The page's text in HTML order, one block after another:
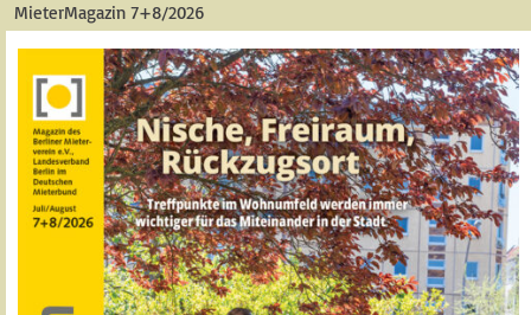
MieterMagazin 7+8/2026